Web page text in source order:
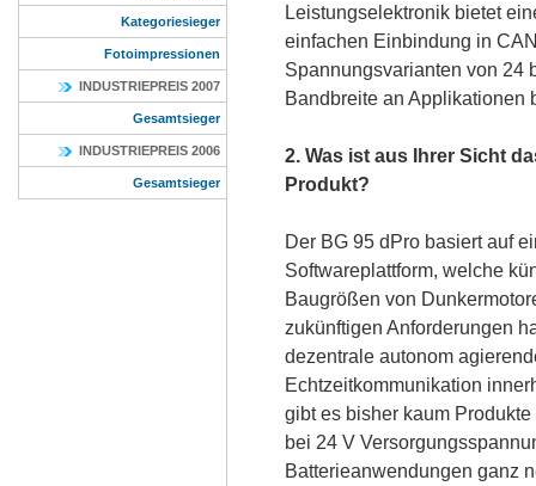
Kategoriesieger
Fotoimpressionen
INDUSTRIEPREIS 2007
Gesamtsieger
INDUSTRIEPREIS 2006
Gesamtsieger
Leistungselektronik bietet
einfachen Einbindung in
Spannungsvarianten von 24
Bandbreite an Applikationen
2. Was ist aus Ihrer Sicht
Produkt?
Der BG 95 dPro basiert auf
Softwareplattform, welche
Baugrößen von
zukünftigen Anforderungen
dezentrale autonom
Echtzeitkommunikation
gibt es bisher kaum
bei 24 V
Batterieanwendungen ganz